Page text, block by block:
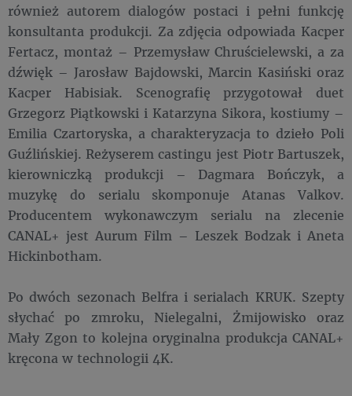
również autorem dialogów postaci i pełni funkcję
konsultanta produkcji. Za zdjęcia odpowiada Kacper
Fertacz, montaż – Przemysław Chruścielewski, a za
dźwięk – Jarosław Bajdowski, Marcin Kasiński oraz
Kacper Habisiak. Scenografię przygotował duet
Grzegorz Piątkowski i Katarzyna Sikora, kostiumy –
Emilia Czartoryska, a charakteryzacja to dzieło Poli
Guźlińskiej. Reżyserem castingu jest Piotr Bartuszek,
kierowniczką produkcji – Dagmara Bończyk, a
muzykę do serialu skomponuje Atanas Valkov.
Producentem wykonawczym serialu na zlecenie
CANAL+ jest Aurum Film – Leszek Bodzak i Aneta
Hickinbotham.
Po dwóch sezonach Belfra i serialach KRUK. Szepty
słychać po zmroku, Nielegalni, Żmijowisko oraz
Mały Zgon to kolejna oryginalna produkcja CANAL+
kręcona w technologii 4K.